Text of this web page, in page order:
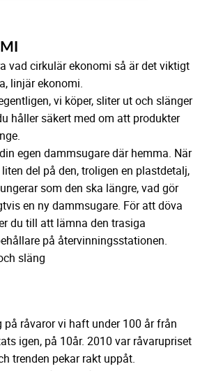
vad cirkulär ekonomi så är det viktigt
linjär ekonomi.
vi köper, sliter ut och slänger
håller säkert med om att produkter
egen dammsugare där hemma. När
del på den, troligen en plastdetalj,
som den ska längre, vad gör
en ny dammsugare. För att döva
du till att lämna den trasiga
på återvinningsstationen.
släng
på råvaror vi haft under 100 år från
igen, på 10år. 2010 var råvarupriset
trenden pekar rakt uppåt.